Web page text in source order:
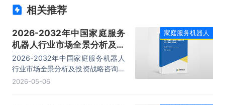
相关推荐
2026-2032年中国家庭服务
机器人行业市场全景分析及投
资战略咨询报告
2026-2032年中国家庭服务机器人
行业市场全景分析及投资战略咨询报
告，主要包括行业主要企业调研分
2026-05-06
家庭服务机器人